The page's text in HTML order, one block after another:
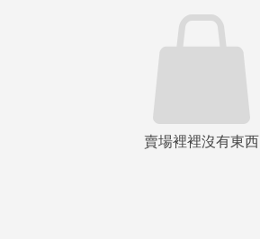
賣場裡裡沒有東西